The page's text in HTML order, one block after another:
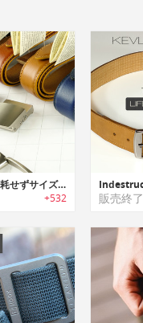
SMART BELT 2.0｜摩耗せずサイズの制限を受けないカスタムフィットベルト「スマートベルト2.0」
+532 販売終了